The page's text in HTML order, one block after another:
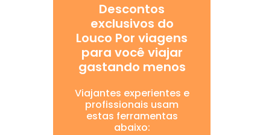
Descontos
exclusivos do
Louco Por viagens
para você viajar
gastando menos
Viajantes experientes e
profissionais usam
estas ferramentas
abaixo: